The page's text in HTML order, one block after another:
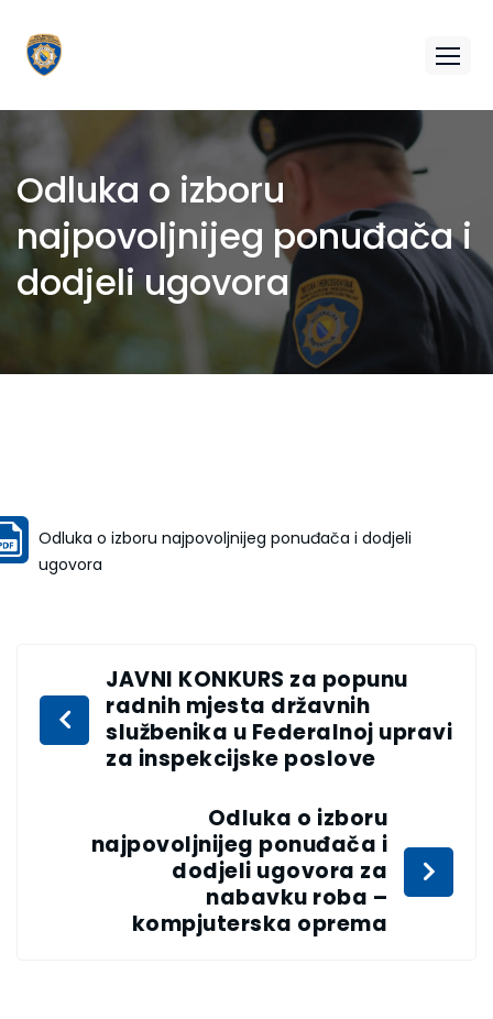
Odluka o izboru
najpovoljnijeg ponuđača i
dodjeli ugovora
Odluka o izboru najpovoljnijeg ponuđača i dodjeli
ugovora
JAVNI KONKURS za popunu
radnih mjesta državnih
službenika u Federalnoj upravi
za inspekcijske poslove
Odluka o izboru
najpovoljnijeg ponuđača i
dodjeli ugovora za
nabavku roba –
kompjuterska oprema